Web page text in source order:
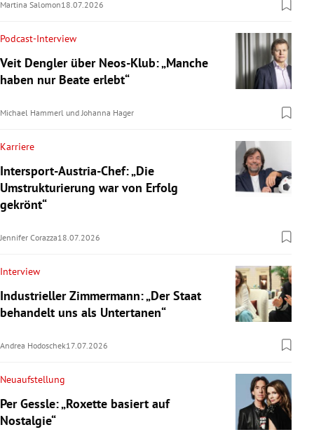
Martina Salomon18.07.2026
Podcast-Interview
Veit Dengler über Neos-Klub: „Manche
haben nur Beate erlebt“
Michael Hammerl undJohanna Hager
Karriere
Intersport-Austria-Chef: „Die
Umstrukturierung war von Erfolg
gekrönt“
Jennifer Corazza18.07.2026
Interview
Industrieller Zimmermann: „Der Staat
behandelt uns als Untertanen“
Andrea Hodoschek17.07.2026
Neuaufstellung
Per Gessle: „Roxette basiert auf
Nostalgie“